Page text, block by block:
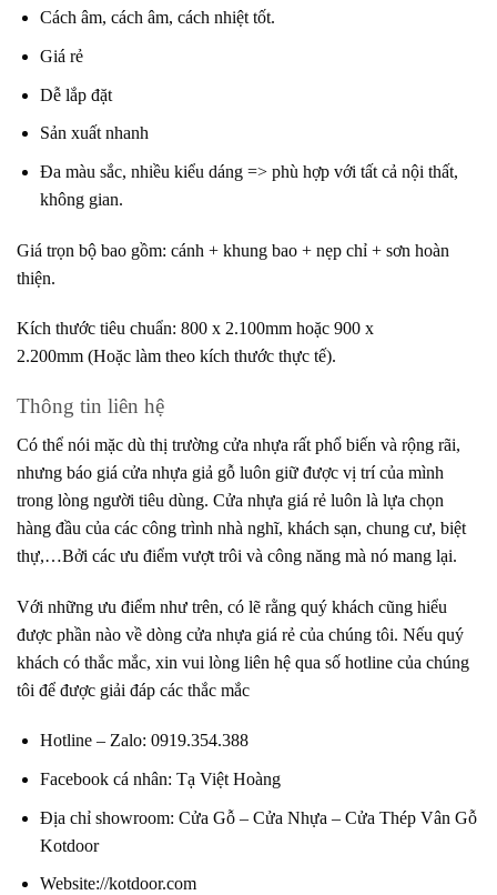
Cách âm, cách âm, cách nhiệt tốt.
Giá rẻ
Dễ lắp đặt
Sản xuất nhanh
Đa màu sắc, nhiều kiểu dáng => phù hợp với tất cả nội thất,
không gian.
Giá trọn bộ bao gồm: cánh + khung bao + nẹp chỉ + sơn hoàn
thiện.
Kích thước tiêu chuẩn: 800 x 2.100mm hoặc 900 x
2.200mm (Hoặc làm theo kích thước thực tế).
Thông tin liên hệ
Có thể nói mặc dù thị trường cửa nhựa rất phổ biến và rộng rãi,
nhưng báo giá cửa nhựa giả gỗ luôn giữ được vị trí của mình
trong lòng người tiêu dùng. Cửa nhựa giá rẻ luôn là lựa chọn
hàng đầu của các công trình nhà nghĩ, khách sạn, chung cư, biệt
thự,…Bởi các ưu điểm vượt trôi và công năng mà nó mang lại.
Với những ưu điểm như trên, có lẽ rằng quý khách cũng hiểu
được phần nào về dòng cửa nhựa giá rẻ của chúng tôi. Nếu quý
khách có thắc mắc, xin vui lòng liên hệ qua số hotline của chúng
tôi để được giải đáp các thắc mắc
Hotline – Zalo: 0919.354.388
Facebook cá nhân: Tạ Việt Hoàng
Địa chỉ showroom: Cửa Gỗ – Cửa Nhựa – Cửa Thép Vân Gỗ
Kotdoor
Website://kotdoor.com